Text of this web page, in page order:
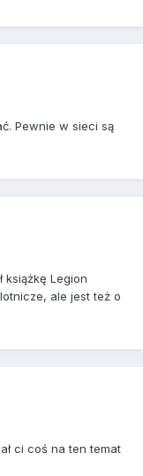
Pewnie w sieci są
książkę Legion
ale jest też o
ci coś na ten temat